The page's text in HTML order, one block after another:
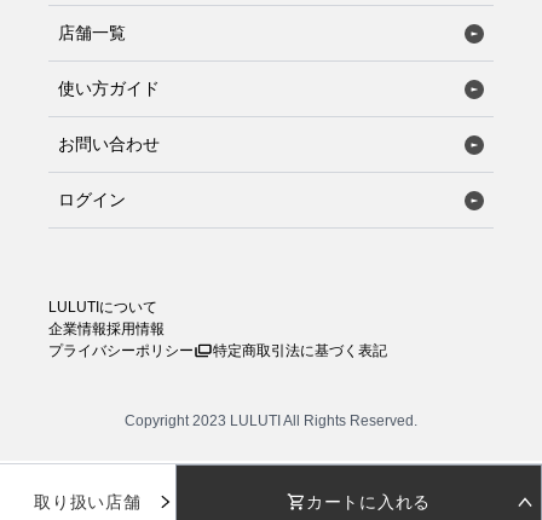
店舗一覧
使い方ガイド
お問い合わせ
ログイン
LULUTIについて
企業情報採用情報
プライバシーポリシー
特定商取引法に基づく表記
Copyright 2023 LULUTI All Rights Reserved.
取り扱い店舗 カートに入れる